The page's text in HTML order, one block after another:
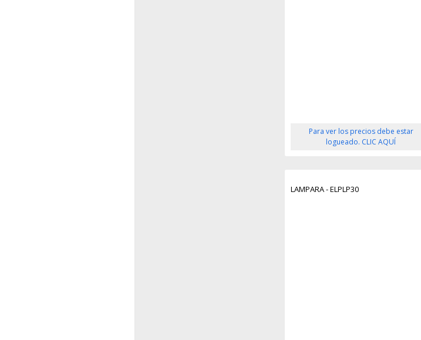
Para ver los precios debe estar
logueado. CLIC AQUÍ
LAMPARA - ELPLP30